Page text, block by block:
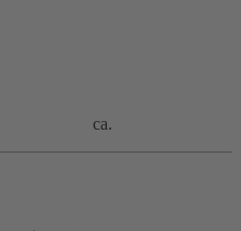
ca.